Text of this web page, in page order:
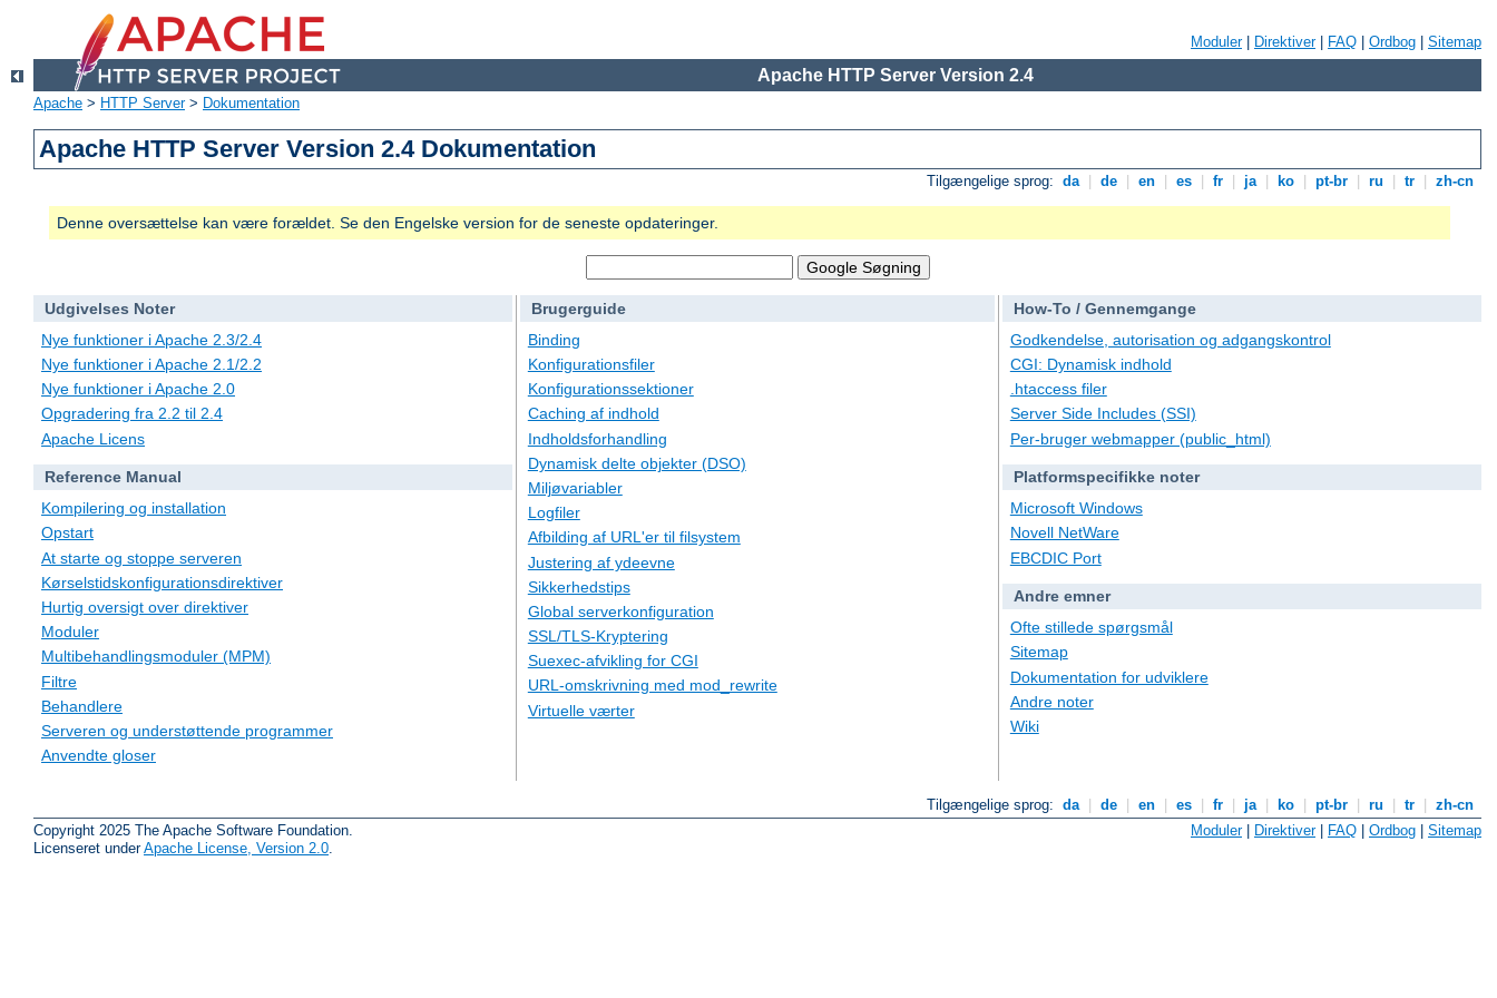
Moduler| Direktiver| FAQ Ordbog Sitemap
Apache HTTP Server Version 2.4
Apache > HTTP Server> Dokumentation
Apache HTTP Server Version 2.4 Dokumentation
Tilgængelige sprog: da de en es fr ja ko pt-br ru tr zh-cn
Denne oversættelse kan være forældet. Se den Engelske version for de seneste opdateringer.
Udgivelses Noter
Nye funktioner i Apache 2.3/2.4
Nye funktioner i Apache 2.1/2.2
Nye funktioner i Apache 2.0
Opgradering fra 2.2 til 2.4
Apache Licens
Reference Manual
Kompilering og installation
Opstart
At starte og stoppe serveren
Kørselstidskonfigurationsdirektiver
Hurtig oversigt over direktiver
Moduler
Multibehandlingsmoduler (MPM)
Filtre
Behandlere
Serveren og understøttende programmer
Anvendte gloser
Brugerguide
Binding
Konfigurationsfiler
Konfigurationssektioner
Caching af indhold
Indholdsforhandling
Dynamisk delte objekter (DSO)
Miljøvariabler
Logfiler
Afbilding af URL'er til filsystem
Justering af ydeevne
Sikkerhedstips
Global serverkonfiguration
SSL/TLS-Kryptering
Suexec-afvikling for CGI
URL-omskrivning med mod_rewrite
Virtuelle værter
How-To / Gennemgange
Godkendelse, autorisation og adgangskontrol
CGI: Dynamisk indhold
.htaccess filer
Server Side Includes (SSI)
Per-bruger webmapper (public_html)
Platformspecifikke noter
Microsoft Windows
Novell NetWare
EBCDIC Port
Andre emner
Ofte stillede spørgsmål
Sitemap
Dokumentation for udviklere
Andre noter
Wiki
Tilgængelige sprog: da de en es fr ja ko pt-br ru tr
zh-cn
Copyright 2025 The Apache Software Foundation.
Licenseret underApache License, Version 2.0
Moduler| Direktiver| FAQ | Ordbog | Sitemap